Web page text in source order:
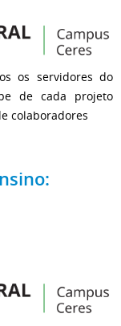
os servidores do
de cada projeto
colaboradores